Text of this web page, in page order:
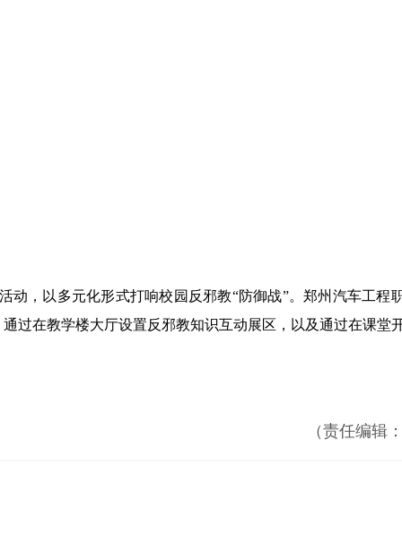
，以多元化形式打响校园反邪教“防御战”。郑州汽车工程
过在教学楼大厅设置反邪教知识互动展区，以及通过在课堂
（责任编辑